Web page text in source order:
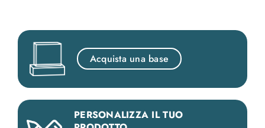
Acquista una base
PERSONALIZZA IL TUO